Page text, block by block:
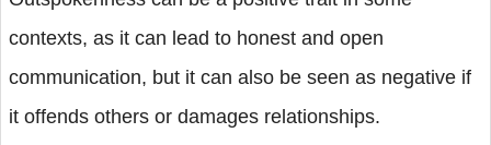
contexts, as it can lead to honest and open
communication, but it can also be seen as negative if
it offends others or damages relationships.